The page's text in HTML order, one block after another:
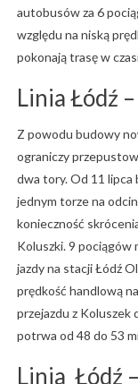
autobusów za 6
względu na niską
pokonają trasę w
Linia Łódź
Z powodu budowy
ograniczy
dwa tory. Od 11
jednym torze na
konieczność
Koluszki. 9 pociągów
jazdy na stacji Łódź
prędkość handlową
przejazdu z Koluszek
potrwa od 48 do 53
Linia Łódź